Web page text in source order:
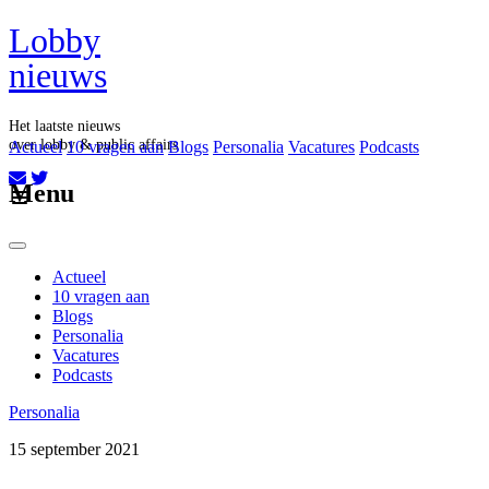
Lobby
nieuws
Het laatste nieuws
over lobby & public affairs
Aboneer op onze nieuwsbrief
Actueel 10 vragen aan Blogs Personalia Vacatures Podcasts
Menu
Actueel
10 vragen aan
Blogs
Personalia
Vacatures
Podcasts
Personalia
15 september 2021